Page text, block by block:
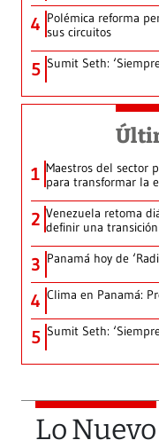
4 Polémica reforma
sus circuitos
5 Sumit Seth:
1 Maestros del sector
para transformar la
2 Venezuela retoma
definir una
3 Panamá hoy de
4 Clima en Panamá:
5 Sumit Seth:
Lo Nuevo